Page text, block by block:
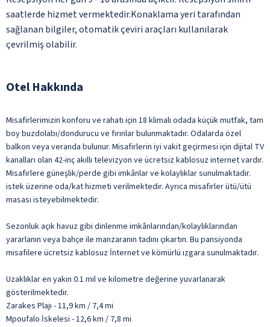
saatlerde hizmet vermektedir.Konaklama yeri tarafından
sağlanan bilgiler, otomatik çeviri araçları kullanılarak
çevrilmiş olabilir.
Otel Hakkında
Misafirlerimizin konforu ve rahatı için 18 klimalı odada küçük mutfak, tam
boy buzdolabı/dondurucu ve fırınlar bulunmaktadır. Odalarda özel
balkon veya veranda bulunur. Misafirlerin iyi vakit geçirmesi için dijital TV
kanalları olan 42-inç akıllı televizyon ve ücretsiz kablosuz internet vardır.
Misafirlere güneşlik/perde gibi imkânlar ve kolaylıklar sunulmaktadır.
istek üzerine oda/kat hizmeti verilmektedir. Ayrıca misafirler ütü/ütü
masası isteyebilmektedir.
Sezonluk açık havuz gibi dinlenme imkânlarından/kolaylıklarından
yararlanın veya bahçe ile manzaranın tadını çıkartın. Bu pansiyonda
misafilere ücretsiz kablosuz İnternet ve kömürlü ızgara sunulmaktadır.
Uzaklıklar en yakın 0.1 mil ve kilometre değerine yuvarlanarak
gösterilmektedir.
Zarakes Plajı - 11,9 km / 7,4 mi
Mpoufalo İskelesi - 12,6 km / 7,8 mi